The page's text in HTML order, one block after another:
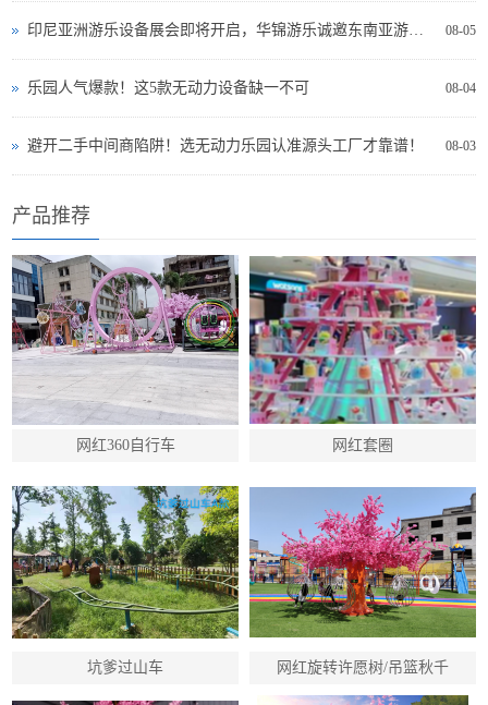
08-05
印尼亚洲游乐设备展会即将开启，华锦游乐诚邀东南亚游乐投资者现场交流
08-04
乐园人气爆款！这5款无动力设备缺一不可
08-03
避开二手中间商陷阱！选无动力乐园认准源头工厂才靠谱！
产品推荐
网红360自行车 网红套圈
坑爹过山车 网红旋转许愿树/吊篮秋千